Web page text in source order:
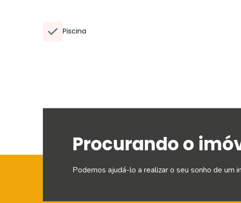
Piscina
Procurando o
Podemos ajudá-lo a realizar o seu sonho de um